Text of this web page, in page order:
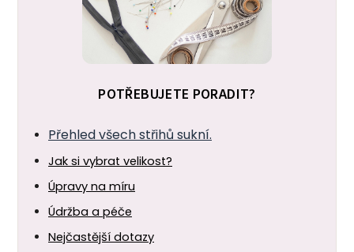
POTŘEBUJETE PORADIT?
Přehled všech střihů sukní.
Jak si vybrat velikost?
Úpravy na míru
Údržba a péče
Nejčastější dotazy